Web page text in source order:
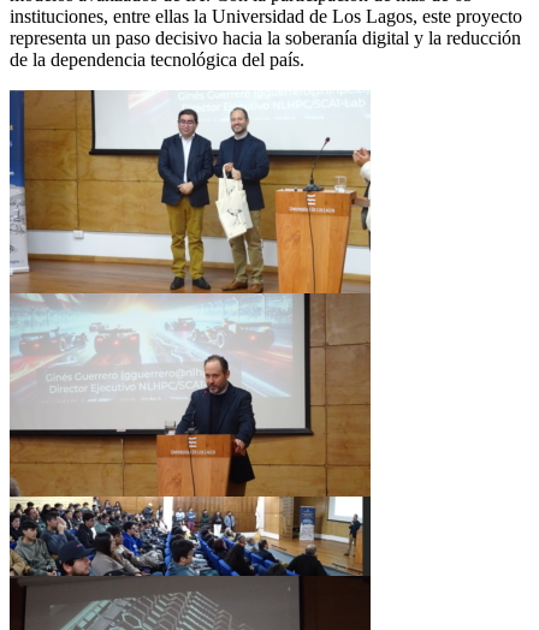
instituciones, entre ellas la Universidad de Los Lagos, este proyecto
representa un paso decisivo hacia la soberanía digital y la reducción
de la dependencia tecnológica del país.